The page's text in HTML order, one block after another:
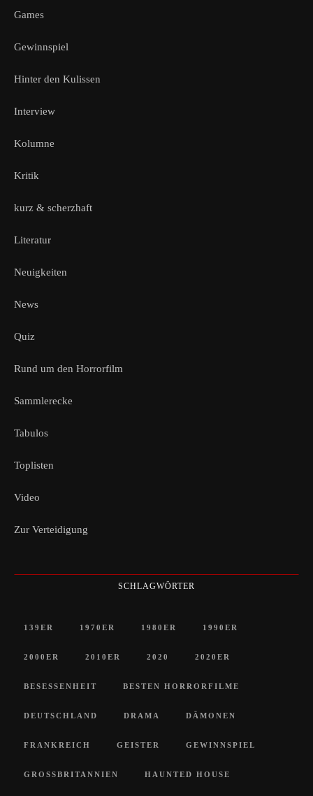
Games
Gewinnspiel
Hinter den Kulissen
Interview
Kolumne
Kritik
kurz & scherzhaft
Literatur
Neuigkeiten
News
Quiz
Rund um den Horrorfilm
Sammlerecke
Tabulos
Toplisten
Video
Zur Verteidigung
SCHLAGWÖRTER
139ER 1970ER 1980ER 1990ER
2000ER 2010ER 2020 2020ER
BESESSENHEIT BESTEN HORRORFILME
DEUTSCHLAND DRAMA DÄMONEN
FRANKREICH GEISTER GEWINNSPIEL
GROSSBRITANNIEN HAUNTED HOUSE